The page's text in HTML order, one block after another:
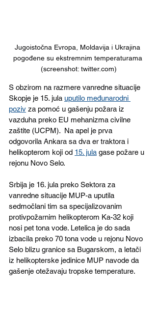
Jugoistočna Evropa, Moldavija i Ukrajina
pogođene su ekstremnim temperaturama
(screenshot: twitter.com)
S obzirom na razmere vanredne situacije
Skopje je 15. jula uputilo međunarodni
poziv za pomoć u gašenju požara iz
vazduha preko EU mehanizma civilne
zaštite (UCPM).  Na apel je prva
odgovorila Ankara sa dva er traktora i
helikopterom koji od 15. jula gase požare u
rejonu Novo Selo.
Srbija je 16. jula preko Sektora za
vanredne situacije MUP-a uputila
sedmočlani tim sa specijalizovanim
protivpožarnim helikopterom Ka-32 koji
nosi pet tona vode. Letelica je do sada
izbacila preko 70 tona vode u rejonu Novo
Selo blizu granice sa Bugarskom, a letači
iz helikopterske jedinice MUP navode da
gašenje otežavaju tropske temperature.